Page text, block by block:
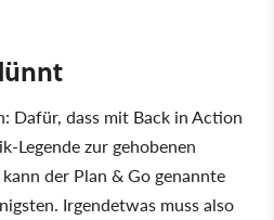
Dafür, dass mit Back in Action
Legende zur gehobenen
der Plan & Go genannte
Irgendetwas muss also